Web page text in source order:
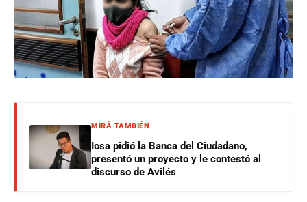
MIRÁ TAMBIÉN
Iosa pidió la Banca del Ciudadano,
presentó un proyecto y le contestó al
discurso de Avilés